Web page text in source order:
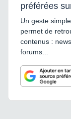
préférées
Un geste
permet de
contenus :
forums...